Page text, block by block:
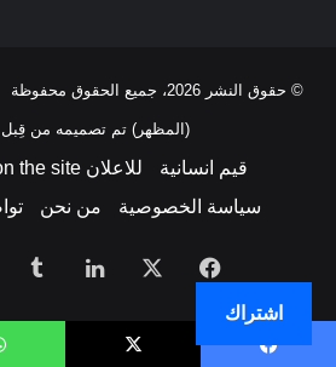
© حقوق النشر 2026، جميع الحقوق محفوظة |
(المظهر) تم تصميمه من قِبل TieLabs
قيم انسانية
للاعلان To advertise on the site
سياسة الخصوصية
من نحن
فيسبوك لينكدإن
اشتراك